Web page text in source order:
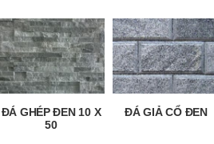
ĐÁ GHÉP ĐEN 10 X
50
ĐÁ GIẢ CỔ ĐEN